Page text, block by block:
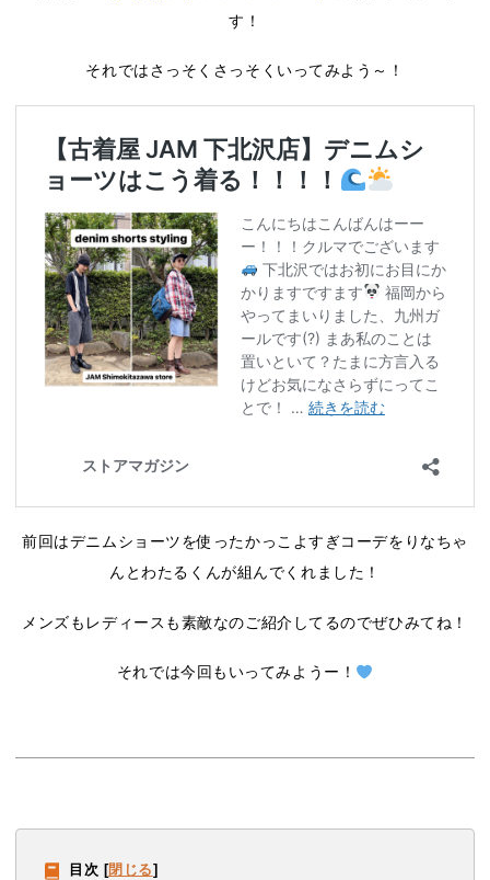
す！
それではさっそくさっそくいってみよう～！
前回はデニムショーツを使ったかっこよすぎコーデをりなちゃ
んとわたるくんが組んでくれました！
メンズもレディースも素敵なのご紹介してるのでぜひみてね！
それでは今回もいってみようー！
目次 [閉じる]